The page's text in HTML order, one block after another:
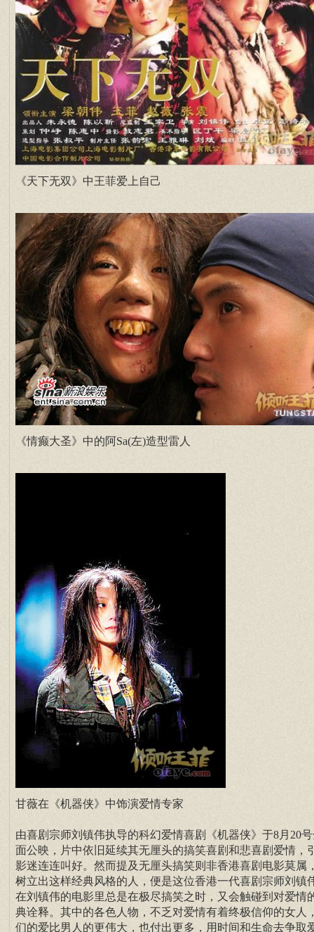
《天下无双》中王菲爱上自己
《情癫大圣》中的阿Sa(左)造型雷人
甘薇在《机器侠》中饰演爱情专家
由喜剧宗师刘镇伟执导的科幻爱情喜剧《机器侠》于8月20
面公映，片中依旧延续其无厘头的搞笑喜剧和悲喜剧爱情，
影迷连连叫好。然而提及无厘头搞笑则非香港喜剧电影莫属
树立出这样经典风格的人，便是这位香港一代喜剧宗师刘镇
在刘镇伟的电影里总是在极尽搞笑之时，又会触碰到对爱情
典诠释。其中的各色人物，不乏对爱情有着终极信仰的女人
们的爱比男人的更伟大，也付出更多，用时间和生命去争取